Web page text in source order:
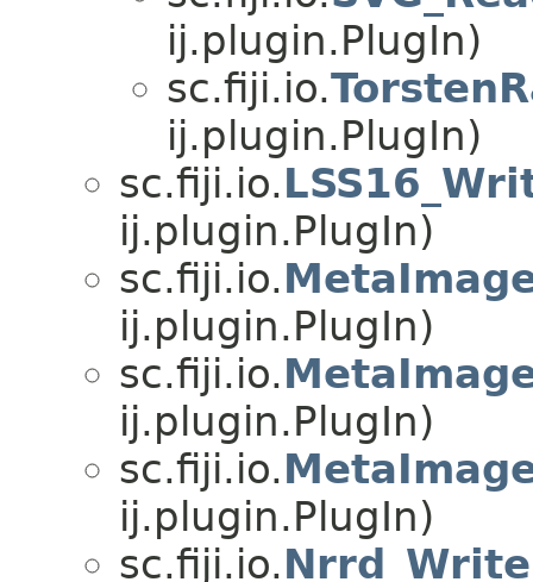
ij.plugin.PlugIn)
sc.fiji.io.
ij.plugin.PlugIn)
sc.fiji.io.
ij.plugin.PlugIn)
sc.fiji.io.
ij.plugin.PlugIn)
sc.fiji.io.
ij.plugin.PlugIn)
sc.fiji.io.
ij.plugin.PlugIn)
sc.fiji.io.